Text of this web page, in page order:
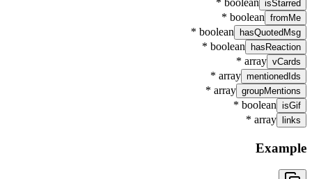
isStarred
boolean
*
fromMe
boolean
*
hasQuotedMsg
boolean
*
hasReaction
boolean
*
vCards
array
*
mentionedIds
array
*
groupMentions
array
*
isGif
boolean
*
links
array
*
Example